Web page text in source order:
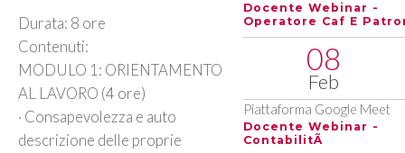
Durata: 8 ore
Contenuti:
MODULO 1: ORIENTAMENTO
AL LAVORO (4 ore)
· Consapevolezza e auto
descrizione delle proprie
Docente Webinar -
Operatore Caf E
08
Feb
Piattaforma Google Meet
Docente Webinar -
ContabilitÃ